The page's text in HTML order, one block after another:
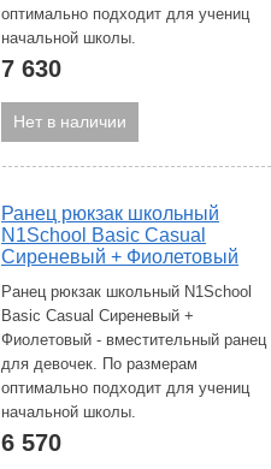
оптимально подходит для учениц
начальной школы.
7 630
Нет в наличии
Ранец рюкзак школьный
N1School Basic Casual
Сиреневый + Фиолетовый
Ранец рюкзак школьный N1School
Basic Casual Сиреневый +
Фиолетовый - вместительный ранец
для девочек. По размерам
оптимально подходит для учениц
начальной школы.
6 570